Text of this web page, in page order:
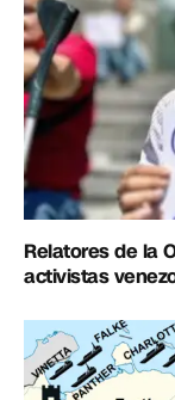
Relatores de la
activistas